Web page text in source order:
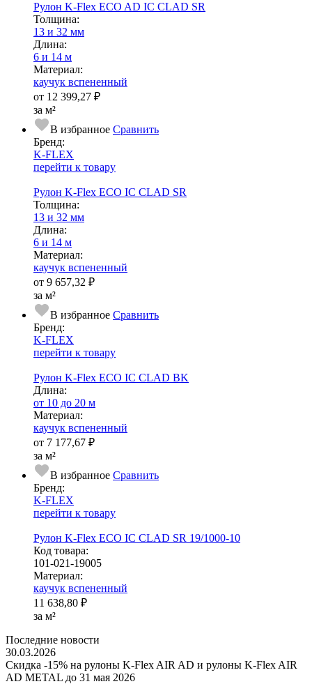
Рулон K-Flex ECO AD IC CLAD SR
Тол­щи­на:
13 и 32 мм
Длина:
6 и 14 м
Ма­­те­­ри­­ал:
каучук вспененный
от 12 399,27 ₽
за м²
В избранное Сравнить
Бренд:
K-FLEX
перейти к товару
Рулон K-Flex ECO IC CLAD SR
Тол­щи­на:
13 и 32 мм
Длина:
6 и 14 м
Ма­­те­­ри­­ал:
каучук вспененный
от 9 657,32 ₽
за м²
В избранное Сравнить
Бренд:
K-FLEX
перейти к товару
Рулон K-Flex ECO IC CLAD BK
Длина:
от 10 до 20 м
Ма­­те­­ри­­ал:
каучук вспененный
от 7 177,67 ₽
за м²
В избранное Сравнить
Бренд:
K-FLEX
перейти к товару
Рулон K-Flex ECO IC CLAD SR 19/1000-10
Код товара:
101-021-19005
Ма­­те­­ри­­ал:
каучук вспененный
11 638,80 ₽
за м²
Последние новости
30.03.2026
Скидка -15% на рулоны K-Flex AIR AD и рулоны K-Flex AIR
AD METAL до 31 мая 2026